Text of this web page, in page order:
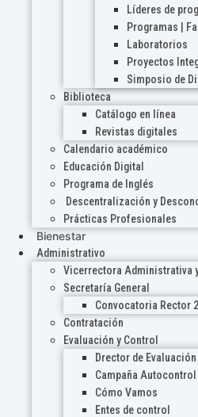
Líderes de
Programas |
Laboratorios
Proyectos
Simposio de
Biblioteca
Catálogo en línea
Revistas digitales
Calendario académico
Educación Digital
Programa de Inglés
Descentralización y
Prácticas Profesionales
Bienestar
Administrativo
Vicerrectora Administrativa
Secretaría General
Convocatoria Rector
Contratación
Evaluación y Control
Drector de Evaluación
Campaña Autocontrol
Cómo Vamos
Entes de control